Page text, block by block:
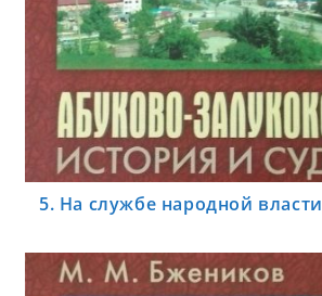
5. На службе народной власти